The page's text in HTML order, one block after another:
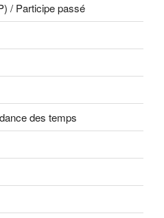
/ Participe passé
des temps